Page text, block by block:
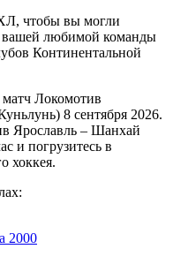
чтобы вы могли
вашей любимой команды
Континентальной
матч Локомотив
8 сентября 2026.
Ярославль – Шанхай
и погрузитесь в
хоккея.
2000